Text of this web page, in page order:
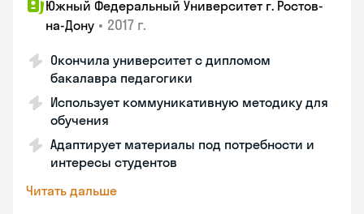
Южный Федеральный Университет г. Ростов-
на-Дону • 2017 г.
Окончила университет с дипломом
бакалавра педагогики
Использует коммуникативную методику для
обучения
Адаптирует материалы под потребности и
интересы студентов
Читать дальше